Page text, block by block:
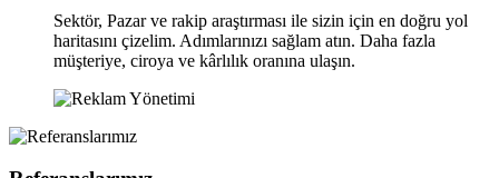
Sektör, Pazar ve rakip araştırması ile sizin için en doğru yol
haritasını çizelim. Adımlarınızı sağlam atın. Daha fazla
müşteriye, ciroya ve kârlılık oranına ulaşın.